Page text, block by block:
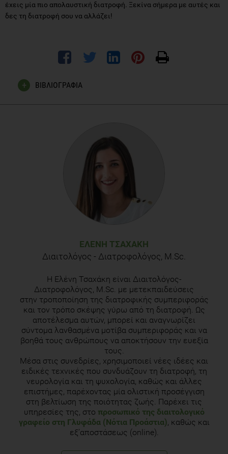
έχεις μία πιο απολαυστική διατροφή. Ξεκίνα σήμερα με αυτές και
δες τη διατροφή σου να αλλάζει!
ΒΙΒΛΙΟΓΡΑΦΙΑ
Healthy breakfast: Quick, flexible options to grab at home
http://www.mayoclinic.com/health/food-and-
Slavin, J.L., 2008. Position of the American Dietetic
Association: health implications of dietary fiber.
the American Dietetic Association
ΕΛΈΝΗ ΤΣΑΧΆΚΗ
Διαιτολόγος - Διατροφολόγος, M.Sc.
Η Ελένη Τσαχάκη είναι Διαιτολόγος-
Διατροφολόγος, M.Sc. με μετεκπαιδεύσεις
στην τροποποίηση της διατροφικής συμπεριφοράς
και τον τρόπο σκέψης γύρω από τη διατροφή. Ως
αποτέλεσμα αυτών, μπορεί και αναγνωρίζει
σύντομα λανθασμένα μοτίβα συμπεριφοράς και να
βοηθά τους ανθρώπους να αποκτήσουν την ευεξία
τους.
Μέσα στις συνεδρίες, χρησιμοποιεί νέες ιδέες και
ειδικές τεχνικές που συνδυάζουν τη διατροφή, τη
νευρολογία και τη ψυχολογία, καθώς και άλλες
επιστήμες, παρέχοντας μία ολιστική προσέγγιση
στη βελτίωση της ποιότητας ζωής. Παρέχει τις
υπηρεσίες της, στο προσωπικό της διαιτολογικό
γραφείο στη Γλυφάδα (Νότια Προάστια), καθώς και
εξ’αποστάσεως (online).